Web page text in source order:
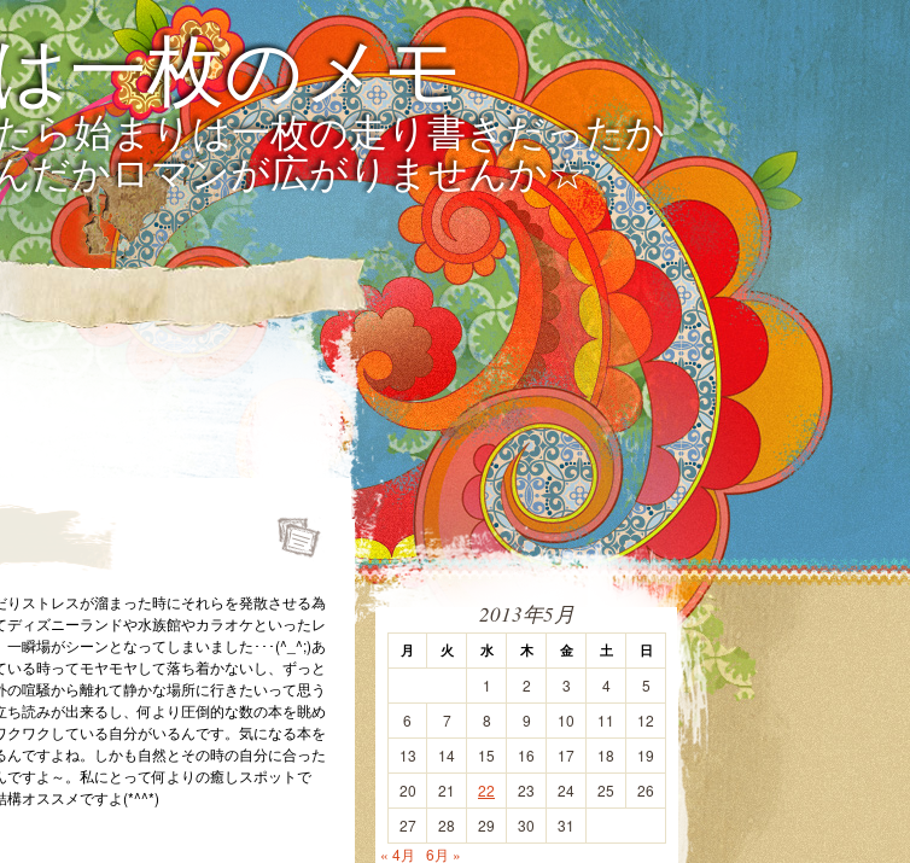
一枚のメモ
ら始まりは一枚の走り書きだったか
だかロマンが広がりませんか☆
ストレスが溜まった時にそれらを発散させる為
ィズニーランドや水族館やカラオケといったレ
瞬場がシーンとなってしまいました･･･(^_^;)あ
る時ってモヤモヤして落ち着かないし、ずっと
喧騒から離れて静かな場所に行きたいって思う
読みが出来るし、何より圧倒的な数の本を眺め
ワクしている自分がいるんです。気になる本を
ですよね。しかも自然とその時の自分に合った
すよ～。私にとって何よりの癒しスポットで
構オススメですよ(*^^*)
2013年5月
月 火 水 木 金 土 日
1 2 3 4
5
6
7 8 9 10 11
12
13
14 15 16 17 18
19
20
21 22 23 24 25
26
27
28 29 30
31
« 4月
6月 »